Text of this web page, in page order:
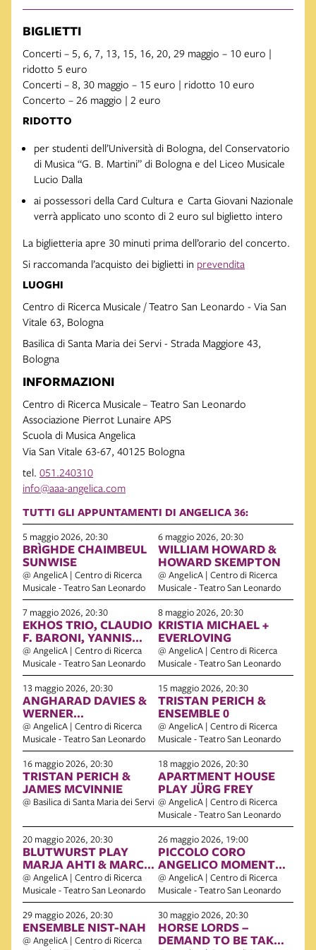
BIGLIETTI
Concerti – 5, 6, 7, 13, 15, 16, 20, 29 maggio – 10 euro |
ridotto 5 euro
Concerti – 8, 30 maggio – 15 euro | ridotto 10 euro
Concerto – 26 maggio | 2 euro
RIDOTTO
per studenti dell’Università di Bologna, del Conservatorio
di Musica “G. B. Martini” di Bologna e del Liceo Musicale
Lucio Dalla
ai possessori della Card Cultura e Carta Giovani Nazionale
verrà applicato uno sconto di 2 euro sul biglietto intero
La biglietteria apre 30 minuti prima dell’orario del concerto.
Si raccomanda l’acquisto dei biglietti in prevendita
LUOGHI
Centro di Ricerca Musicale / Teatro San Leonardo - Via San
Vitale 63, Bologna
Basilica di Santa Maria dei Servi - Strada Maggiore 43,
Bologna
INFORMAZIONI
Centro di Ricerca Musicale– Teatro San Leonardo
Associazione Pierrot Lunaire APS
Scuola di Musica Angelica
Via San Vitale 63-67, 40125 Bologna
tel. 051.240310
info@aaa-angelica.com
TUTTI GLI APPUNTAMENTI DI ANGELICA 36:
5 maggio 2026, 20:30
BRÌGHDE CHAIMBEUL
SUNWISE
@ AngelicA | Centro di Ricerca
Musicale - Teatro San Leonardo
6 maggio 2026, 20:30
WILLIAM HOWARD &
HOWARD SKEMPTON
@ AngelicA | Centro di Ricerca
Musicale - Teatro San Leonardo
7 maggio 2026, 20:30
EKHOS TRIO, CLAUDIO
F. BARONI, YANNIS
KYRIAKIDES + THE
TITILLATORS
@ AngelicA | Centro di Ricerca
Musicale - Teatro San Leonardo
8 maggio 2026, 20:30
KRISTIA MICHAEL +
EVERLOVING
@ AngelicA | Centro di Ricerca
Musicale - Teatro San Leonardo
13 maggio 2026, 20:30
ANGHARAD DAVIES &
WERNER
DAFELDECKER +
FRANZ HAUTZINGER &
BURKHARD STANGL
@ AngelicA | Centro di Ricerca
Musicale - Teatro San Leonardo
15 maggio 2026, 20:30
TRISTAN PERICH &
ENSEMBLE 0
@ AngelicA | Centro di Ricerca
Musicale - Teatro San Leonardo
16 maggio 2026, 20:30
TRISTAN PERICH &
JAMES MCVINNIE
@ Basilica di Santa Maria dei Servi
18 maggio 2026, 20:30
APARTMENT HOUSE
PLAY JÜRG FREY
@ AngelicA | Centro di Ricerca
Musicale - Teatro San Leonardo
20 maggio 2026, 20:30
BLUTWURST PLAY
MARJA AHTI & MARCO
BALDINI
@ AngelicA | Centro di Ricerca
Musicale - Teatro San Leonardo
26 maggio 2026, 19:00
PICCOLO CORO
ANGELICO MOMENTO
SAGGIO
@ AngelicA | Centro di Ricerca
Musicale - Teatro San Leonardo
29 maggio 2026, 20:30
ENSEMBLE NIST-NAH
@ AngelicA | Centro di Ricerca
30 maggio 2026, 20:30
HORSE LORDS –
DEMAND TO BE TAKEN